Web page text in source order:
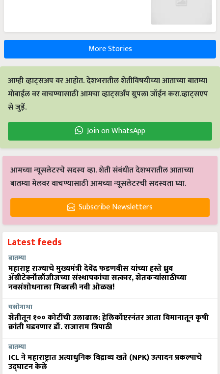
More Stories
आम्ही व्हाट्सअप वर आहोत. देशभरातील शेतीविषयीच्या आताच्या बातम्या
मोबाईल वर वाचण्यासाठी आमचा व्हाट्सअँप ग्रुपला जॉईन करा.व्हाट्सएप
से जुड़ें.
Join on WhatsApp
आमच्या न्यूसलेटरचे सदस्य व्हा. शेती संबंधीत देशभरातील आताच्या
बातम्या मेलवर वाचण्यासाठी आमच्या न्यूसलेटरची सदस्यता घ्या.
Subscribe Newsletters
Latest feeds
बातम्या
महाराष्ट्र राज्याचे मुख्यमंत्री देवेंद्र फडणवीस यांच्या हस्ते ध्रुव
ॲग्रीटेक्नॉलॉजीजच्या संस्थापकांचा सत्कार, शेतकऱ्यांसाठीच्या
नवसंशोधनाला मिळाली नवी ओळख!
यशोगाथा
शेतीतून १०० कोटींची उलाढाल: हेलिकॉप्टरनंतर आता विमानातून कृषी
क्रांती घडवणार डॉ. राजाराम त्रिपाठी
बातम्या
ICL ने महाराष्ट्रात अत्याधुनिक विद्राव्य खते (NPK) उत्पादन प्रकल्पाचे
उद्घाटन केले